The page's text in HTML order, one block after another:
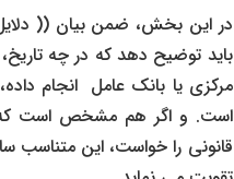
در این بخش، ضمن بیان ((
باید توضیح دهد که در چه
مرکزی یا بانک عامل انجام
است. و اگر هم مشخص است که
قانونی را خواست، این متناسب